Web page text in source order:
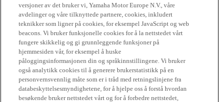
versjoner av det bruker vi, Yamaha Motor Europe N.V., våre
avdelinger og våre tilknyttede partnere, cookies, inkludert
teknikker som ligner på cookies, for eksempel JavaScript og web
beacons. Vi bruker funksjonelle cookies for å la nettstedet vårt
fungere skikkelig og gi grunnleggende funksjoner på
hjemmesiden vår, for eksempel å huske
påloggingsinformasjonen din og språkinnstillingene. Vi bruker
også analytikk cookies til å generere brukerstatistikk på en
personvernsvennlig måte som er i tråd med retningslinjene fra
databeskyttelsesmyndighetene, for å hjelpe oss å forstå hvordan
besøkende bruker nettstedet vårt og for å forbedre nettstedet,